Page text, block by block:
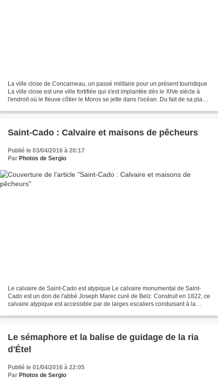
La ville close de Concarneau, un passé militaire pour un présent touristique
La ville close est une ville fortifiée qui s'est implantée dès le XIVe siècle à
l'endroit où le fleuve côtier le Moros se jette dans l'océan. Du fait de sa place
Saint-Cado : Calvaire et maisons de pêcheurs
Publié le 03/04/2016 à 20:17
Par Photos de Sergio
Le calvaire de Saint-Cado est atypique Le calvaire monumental de Saint-
Cado est un don de l'abbé Joseph Marec curé de Belz. Construit en 1822, ce
calvaire atypique est accessible par de larges escaliers conduisant à la
Le sémaphore et la balise de guidage de la ria
d'Étel
Publié le 01/04/2016 à 22:05
Par Photos de Sergio